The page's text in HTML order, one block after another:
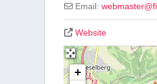
Email: webmaster@
Website
+